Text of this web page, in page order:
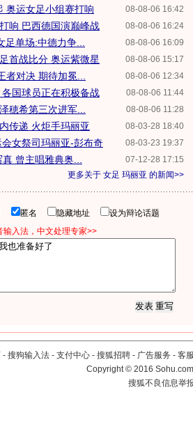
08-08-06 16:42
奥运女足小组赛打响
08-08-06 16:24
响 巴西德国演巅峰战
08-08-06 16:09
单场:中德力争...
08-08-06 15:17
首战比分 奥运紫微星
08-08-06 12:34
对决 期待加冕...
08-08-06 11:44
国球员正在积极备战
08-08-06 11:28
穂希第三次进军...
08-03-28 18:40
传递 火炬手玛丽亚
08-03-23 19:37
女祭司玛丽亚-彭布奇
07-12-28 17:15
曾主唱雅典奥...
更多关于 女足 玛丽亚 的新闻>>
匿名 隐藏地址
设为辩论话题
输入法，中文处理专家>>
- 搜狗输入法 - 支付中心 - 搜狐招聘 - 广告服务 - 客
Copyright©2016
搜狐不良信息举